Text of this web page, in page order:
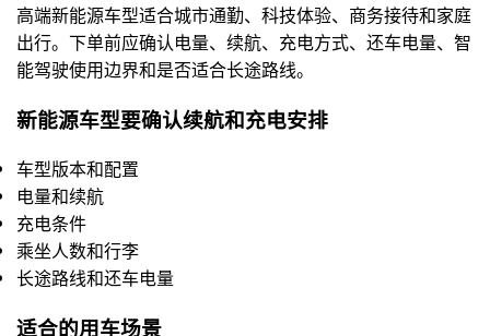
高端新能源车型适合城市通勤、科技体验、商务接待和家庭
出行。下单前应确认电量、续航、充电方式、还车电量、智
能驾驶使用边界和是否适合长途路线。
新能源车型要确认续航和充电安排
车型版本和配置
电量和续航
充电条件
乘坐人数和行李
长途路线和还车电量
适合的用车场景